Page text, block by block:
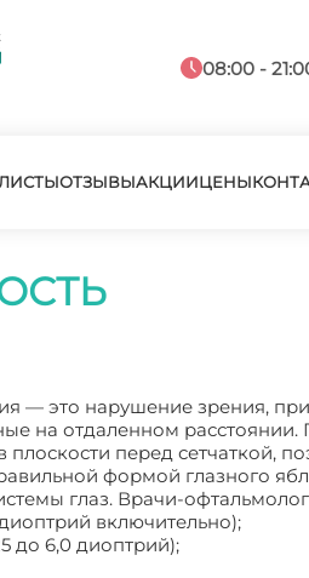
08:00 -
ОТЗЫВЫАКЦИИЦЕНЫ
— это нарушение зрения,
на отдаленном
плоскости перед сетчаткой,
формой глазного
глаз. Врачи-
включительно);
до 6,0 диоптрий);